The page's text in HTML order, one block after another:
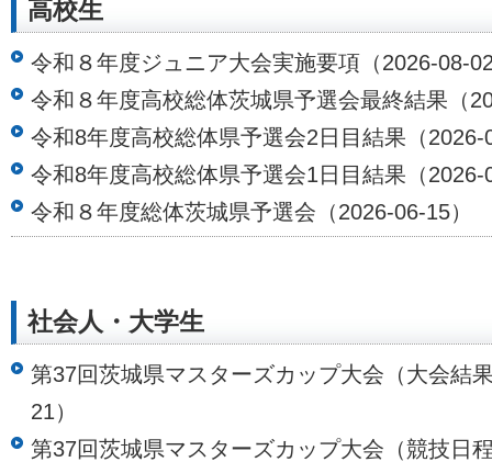
高校生
令和８年度ジュニア大会実施要項（2026-08-
令和８年度高校総体茨城県予選会最終結果（
令和8年度高校総体県予選会2日目結果（2026-
令和8年度高校総体県予選会1日目結果（2026-
令和８年度総体茨城県予選会（2026-06-15）
社会人・大学生
第37回茨城県マスターズカップ大会（大会結
21）
第37回茨城県マスターズカップ大会（競技日